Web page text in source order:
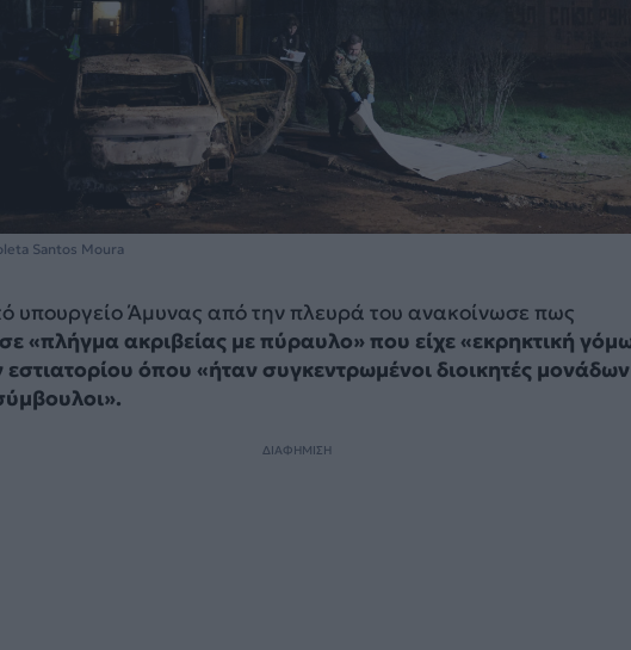
Santos Moura
υπουργείο Άμυνας από την πλευρά του ανακοίνωσε πως
«πλήγμα ακριβείας με πύραυλο» που είχε «εκρηκτική
εστιατορίου όπου «ήταν συγκεντρωμένοι διοικητές
ΔΙΑΦΗΜΙΣΗ